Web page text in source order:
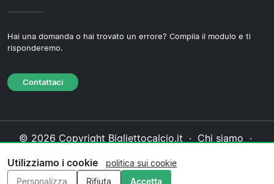
Hai una domanda o hai trovato un errore? Compila il modulo e ti
risponderemo.
Contattaci
© 2026 Copyright Bigliettocalcio.it · Chi siamo ·
cookie·Politica editoriale
Utilizziamo i cookie
politica sui cookie
Personalizza
Rifiuta Accetta